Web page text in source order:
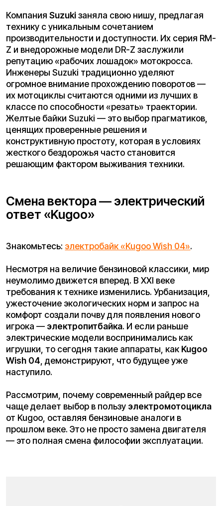
Абсолютная экологичность и свобода
Главная проблема любого бензинового питбайка
промасленные детали и выхлопные газы делают
невозможным хранение такой техники в жилом
помещении. Владелец бензинового байка
обречен на аренду гаража или поиск охраняемой
стоянки.Электропитбайк «Kugoo Wish 04»
кардинально решает эту проблему. Отсутствие
выхлопа и технических жидкостей (масла в
картере двигателя, бензина в баке) позволяет
хранить байк буквально в коридоре городской
квартиры или на балконе. Это чистый транспорт,
который не оставляет масляных пятен и не
отравляет воздух углекислым газом. Для жителя
мегаполиса это открывает невероятную свободу:
Тишина как преимущество
Рев мотора может радовать на гоночном треке,
но в лесу, парковой зоне или дачном поселке, а
Рассмотрим, почему современный райдер все
чаще делает выбор в пользуэлектромотоцикла
от Kugoo, оставляя бензиновые аналоги в
прошлом веке. Это не просто замена двигателя
— это полная смена философии эксплуатации.